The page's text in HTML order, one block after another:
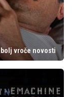
vroče novosti